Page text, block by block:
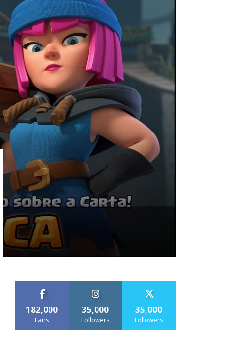
182,000
Fans
35,000
Followers
35,000
Followers